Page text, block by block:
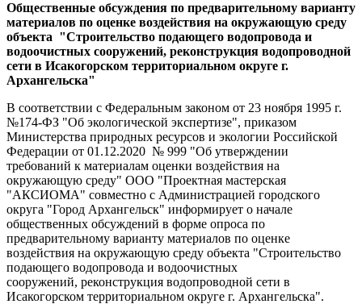
Общественные обсуждения по предварительному варианту
материалов по оценке воздействия на окружающую среду
объекта "Строительство подающего водопровода и
водоочистных сооружений, реконструкция водопроводной
сети в Исакогорском территориальном округе г.
Архангельска"
В соответствии с Федеральным законом от 23 ноября 1995 г.
№174-ФЗ "Об экологической экспертизе", приказом
Министерства природных ресурсов и экологии Российской
Федерации от 01.12.2020 № 999 "Об утверждении
требований к материалам оценки воздействия на
окружающую среду" ООО "Проектная мастерская
"АКСИОМА" совместно с Администрацией городского
округа "Город Архангельск" информирует о начале
общественных обсуждений в форме опроса по
предварительному варианту материалов по оценке
воздействия на окружающую среду объекта "Строительство
подающего водопровода и водоочистных
сооружений, реконструкция водопроводной сети в
Исакогорском территориальном округе г. Архангельска".